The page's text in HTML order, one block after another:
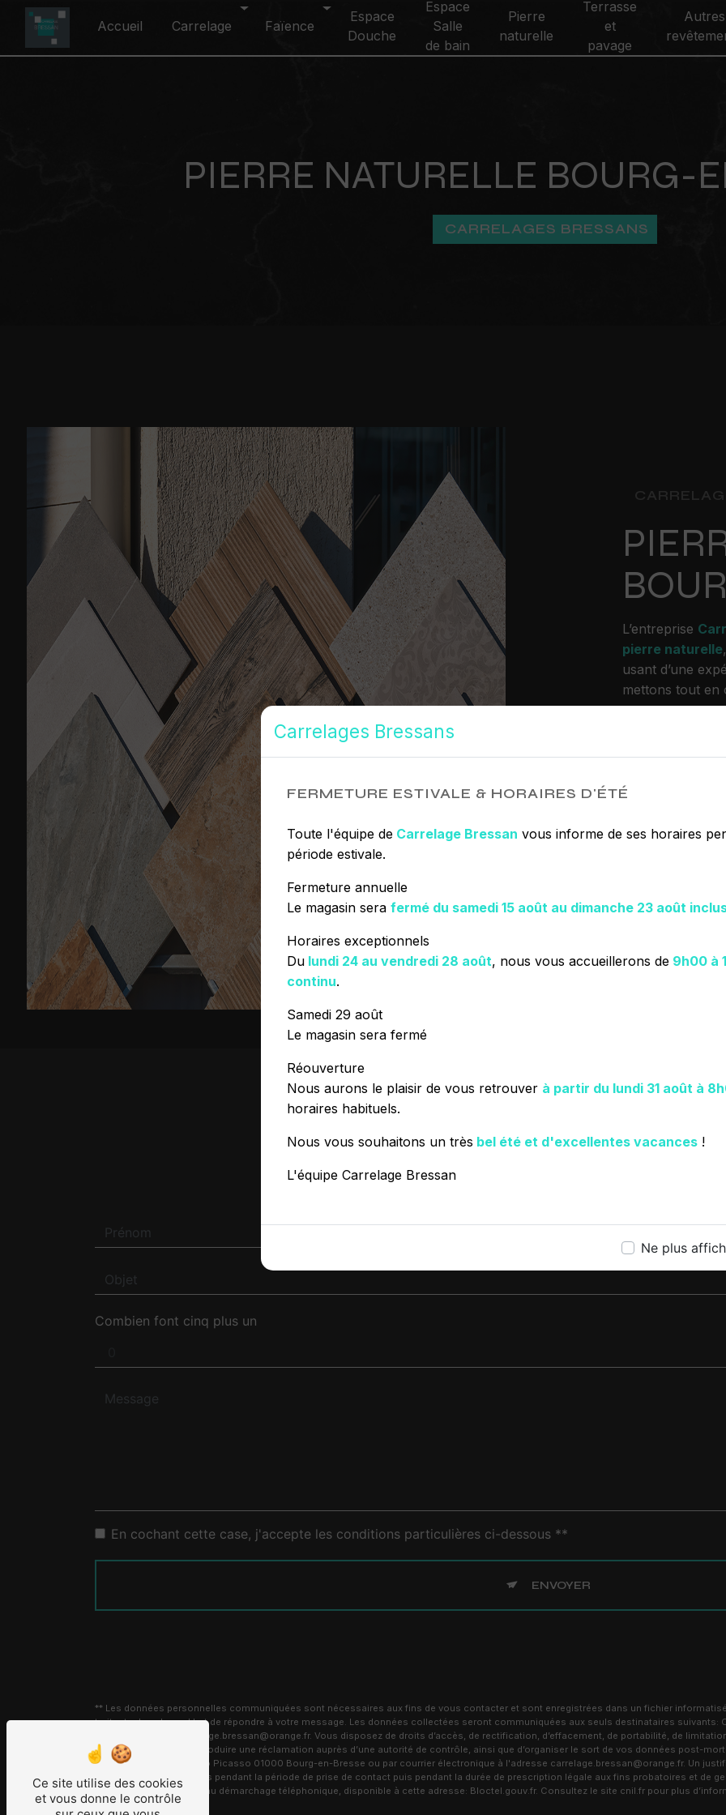
Carrelages Bressans
FERMETURE ESTIVALE & HORAIRES D'ÉTÉ
Toute l'équipe de Carrelage Bressan vous informe de ses horaires
période estivale.
Fermeture annuelle
Le magasin sera fermé du samedi 15 août au dimanche 23 août
Horaires exceptionnels
Du lundi 24 au vendredi 28 août, nous vous accueillerons de 9h00 à
continu.
Samedi 29 août
Le magasin sera fermé
Réouverture
Nous aurons le plaisir de vous retrouver à partir du lundi 31 août à
horaires habituels.
Nous vous souhaitons un très bel été et d'excellentes vacances !
L'équipe Carrelage Bressan
Ne plus
Accueil Carrelage Faïence
Espace
Douche
Espace
Salle
de bain
Pierre
naturelle
Terrasse
et
pavage
Autres
PIERRE NATURELLE BOURG-
CARRELAGES BRESSANS
L’entreprise
pierre naturelle
usant d’une
mettons tout en
accompagnons
sommes à
, nous
les
naturelle
.
partager avec
Toute notre
N'HÉSITEZ PAS À NOUS
Combien font cinq plus un
En cochant cette case, j'accepte les conditions particulières ci-dessous **
ENVOYER
** Les données personnelles communiquées sont nécessaires aux fins de vous contacter et sont enregistrées dans un fichier
traitants dans le seul but de répondre à votre message. Les données collectées seront communiquées aux seuls destinataires suivants:
Bourg-en-Bresse carrelage.bressan@orange.fr. Vous disposez de droits d’accès, de rectification, d’effacement, de portabilité, de
moment et du droit d’introduire une réclamation auprès d’une autorité de contrôle, ainsi que d’organiser le sort de vos données post-
l'adresse 8 Avenue Pablo Picasso 01000 Bourg-en-Bresse ou par courrier électronique à l'adresse carrelage.bressan@orange.fr. Un
conservons vos données pendant la période de prise de contact puis pendant la durée de prescription légale aux fins probatoires et de
sur la liste d'opposition au démarchage téléphonique, disponible à cette adresse: Bloctel.gouv.fr. Consultez le site cnil.fr pour plus
Panneau de gestion des cookies
Ce site utilise des cookies
et vous donne le contrôle